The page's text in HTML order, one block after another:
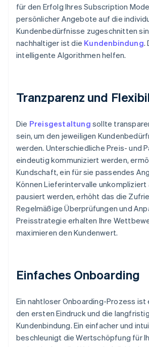
für den Erfolg Ihres Subscription
persönlicher Angebote auf die
Kundenbedürfnisse zugeschnitten
nachhaltiger ist die Kundenbindung.
intelligente Algorithmen helfen.
Tranzparenz und
Die Preisgestaltung sollte
sein, um den jeweiligen
werden. Unterschiedliche Preis- und
eindeutig kommuniziert werden,
Kundschaft, ein für sie passendes
Können Lieferintervalle
pausiert werden, erhöht das die
Regelmäßige Überprüfungen und
Preisstrategie erhalten Ihre
maximieren den Kundenwert.
Einfaches Onboarding
Ein nahtloser Onboarding-Prozess
den ersten Eindruck und die
Kundenbindung. Ein einfacher und
beschleunigt die Wertschöpfung für